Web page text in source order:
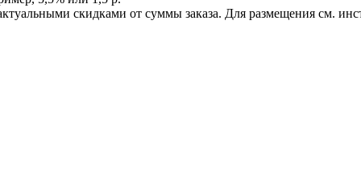
скидками от суммы заказа. Для размещения см.